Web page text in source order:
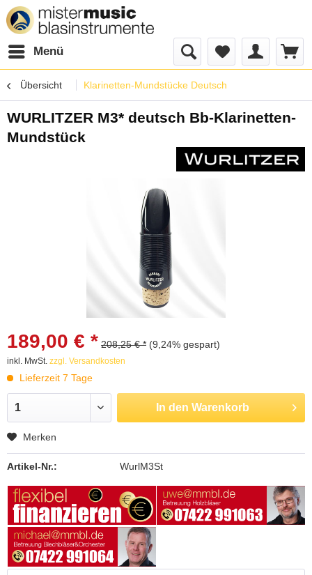
Menü
Übersicht Klarinetten-Mundstücke Deutsch
WURLITZER M3* deutsch Bb-Klarinetten-
Mundstück
189,00 € * 208,25 € * (9,24% gespart)
inkl. MwSt. zzgl. Versandkosten
Lieferzeit 7 Tage
In den Warenkorb
Merken
Artikel-Nr.: WurlM3St